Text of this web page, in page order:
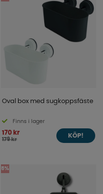
Oval box med sugkoppsfäste
Finns i lager
170 kr
179 kr
KÖP!
5%